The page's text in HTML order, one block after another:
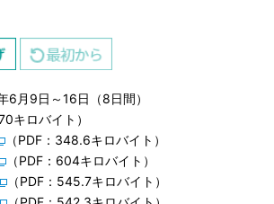
月9日～16日（8日間）
キロバイト）
（PDF：348.6キロバイト）
（PDF：604キロバイト）
（PDF：545.7キロバイト）